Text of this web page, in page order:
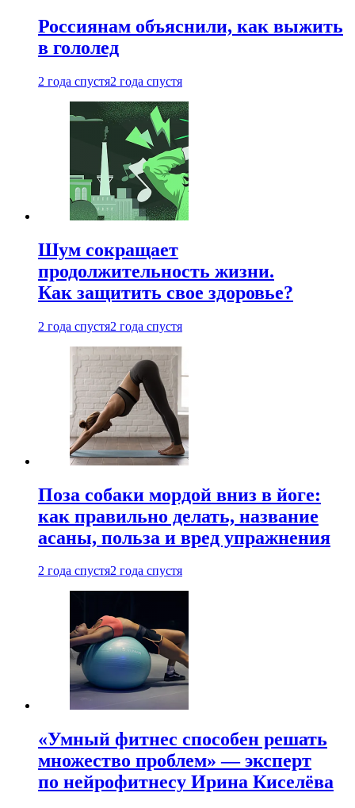
Россиянам объяснили, как выжить
в гололед
2 года спустя2 года спустя
Шум сокращает
продолжительность жизни.
Как защитить свое здоровье?
2 года спустя2 года спустя
Поза собаки мордой вниз в йоге:
как правильно делать, название
асаны, польза и вред упражнения
2 года спустя2 года спустя
«Умный фитнес способен решать
множество проблем» — эксперт
по нейрофитнесу Ирина Киселёва